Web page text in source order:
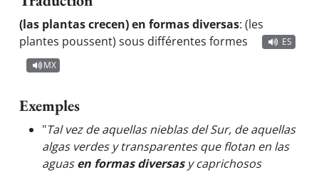
(las plantas crecen) en formas diversas: (les
plantes poussent) sous différentes formes
ES
MX
Exemples
"Tal vez de aquellas nieblas del Sur, de aquellas
algas verdes y transparentes que flotan en las
aguasen formas diversasy caprichosos